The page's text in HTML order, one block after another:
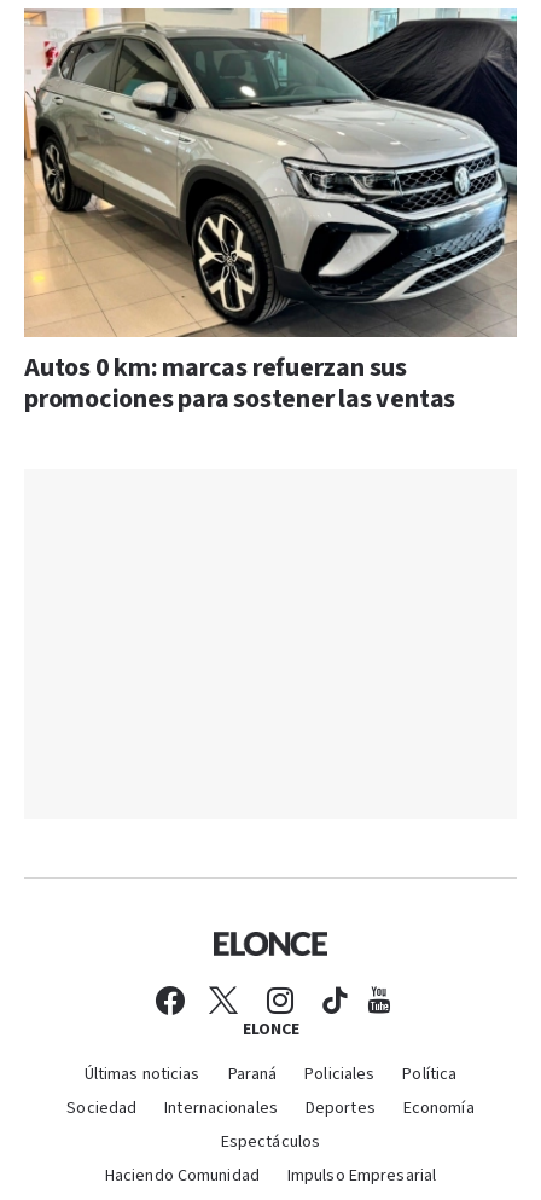
Autos 0 km: marcas refuerzan sus
promociones para sostener las ventas
ELONCE
Últimas noticias Paraná Policiales
Política
Sociedad
Internacionales Deportes
Economía
Espectáculos
Haciendo Comunidad
Impulso Empresarial